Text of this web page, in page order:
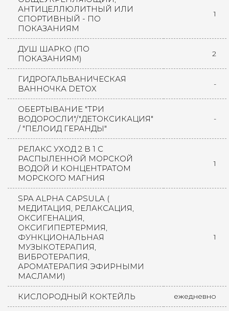
АНТИЦЕЛЛЮЛИТНЫЙ ИЛИ
СПОРТИВНЫЙ - ПО
ПОКАЗАНИЯМ
1
ДУШ ШАРКО (ПО
ПОКАЗАНИЯМ)
2
ГИДРОГАЛЬВАНИЧЕСКАЯ
ВАННОЧКА DETOX
-
ОБЕРТЫВАНИЕ "ТРИ
ВОДОРОСЛИ"/"ДЕТОКСИКАЦИЯ"
/ "ПЕЛОИД ГЕРАНДЫ"
-
РЕЛАКС УХОД 2 В 1 С
РАСПЫЛЕННОЙ МОРСКОЙ
ВОДОЙ И КОНЦЕНТРАТОМ
МОРСКОГО МАГНИЯ
1
SPA ALPHA CAPSULA (
МЕДИТАЦИЯ, РЕЛАКСАЦИЯ,
ОКСИГЕНАЦИЯ,
ОКСИГИПЕРТЕРМИЯ,
ФУНКЦИОНАЛЬНАЯ
МУЗЫКОТЕРАПИЯ,
ВИБРОТЕРАПИЯ,
АРОМАТЕРАПИЯ ЭФИРНЫМИ
МАСЛАМИ)
1
КИСЛОРОДНЫЙ КОКТЕЙЛЬ ежедневно